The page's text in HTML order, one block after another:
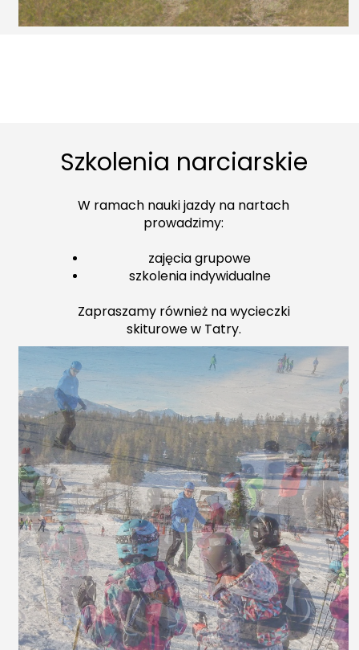
Szkolenia narciarskie
W ramach nauki jazdy na nartach
prowadzimy:
zajęcia grupowe
szkolenia indywidualne
Zapraszamy również na wycieczki
skiturowe w Tatry.